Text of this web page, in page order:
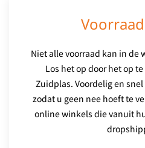
Niet alle voorraad kan in de
Los het op door het op
Zuidplas. Voordelig en
zodat u geen nee hoeft te
online winkels die vanuit